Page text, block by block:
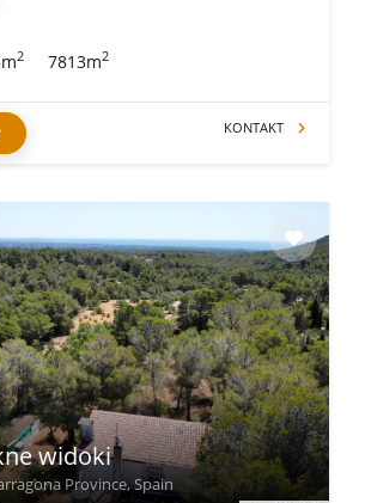
2 7813m2
KONTAKT
widoki
Province, Spain